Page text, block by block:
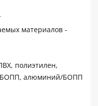
материалов -
полиэтилен,
БОПП, алюминий/БОПП